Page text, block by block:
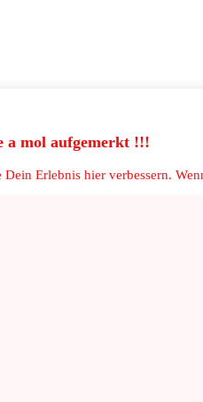
a mol aufgemerkt !!!
Erlebnis hier verbessern.